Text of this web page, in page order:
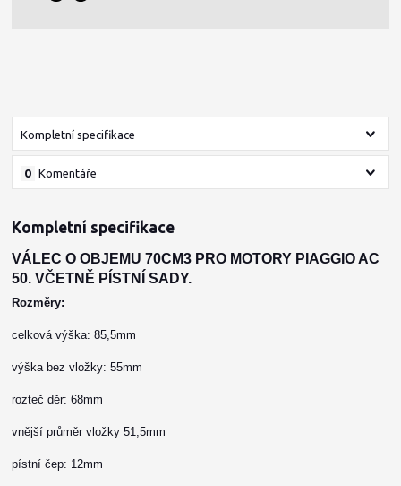
Kompletní specifikace
Komentáře
0
Kompletní specifikace
VÁLEC O OBJEMU 70CM3 PRO MOTORY PIAGGIO AC
50. VČETNĚ PÍSTNÍ SADY.
Rozměry:
celková výška: 85,5mm
výška bez vložky: 55mm
rozteč děr: 68mm
vnější průměr vložky 51,5mm
pístní čep: 12mm